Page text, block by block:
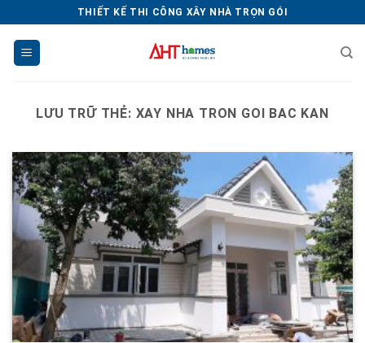
dung
THIẾT KẾ THI CÔNG XÂY NHÀ TRỌN GÓI
LƯU TRỮ THẺ: XAY NHA TRON GOI BAC KAN